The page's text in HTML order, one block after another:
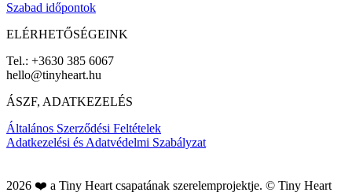
Szabad időpontok
ELÉRHETŐSÉGEINK
Tel.: +3630 385 6067
hello@tinyheart.hu
ÁSZF, ADATKEZELÉS
Általános Szerződési Feltételek
Adatkezelési és Adatvédelmi Szabályzat
2026 ❤️ a Tiny Heart csapatának szerelemprojektje. © Tiny Heart